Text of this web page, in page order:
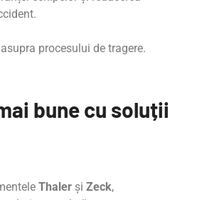
procesului de tragere.
bune cu soluții
Thaler șiZeck,